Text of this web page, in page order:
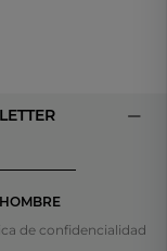
HOMBRE
de confidencialidad